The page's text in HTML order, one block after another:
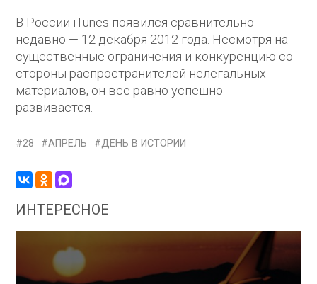
В России iTunes появился сравнительно
недавно — 12 декабря 2012 года. Несмотря на
существенные ограничения и конкуренцию со
стороны распространителей нелегальных
материалов, он все равно успешно
развивается.
28 АПРЕЛЬ ДЕНЬ В ИСТОРИИ
ИНТЕРЕСНОЕ